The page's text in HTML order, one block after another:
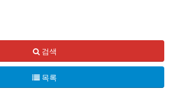
소에서의 안내견 출입 권리와 상점 정
이유는 정보의 부족과 편견이 맞물려
내견은 이동의 자유이자 독립의 상징이
검색
목록